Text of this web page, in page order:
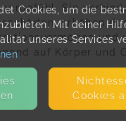
Sie
erhöhen
und
auf Körper und
41, 67697
Aug - 22. Sep
€
Cookies, um die
Mit deiner
unseres Services
Cookies